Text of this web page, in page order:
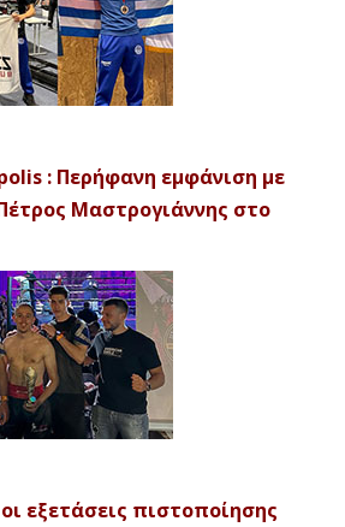
: Περήφανη εμφάνιση με
Μαστρογιάννης στο
εξετάσεις πιστοποίησης